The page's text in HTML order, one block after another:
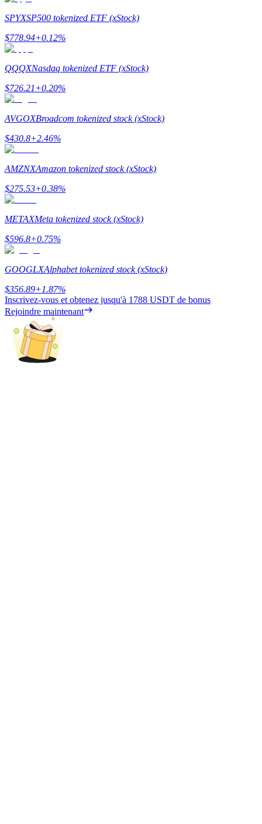
BTC Welcome Rewards
Trade Gold & Silver · 33,333 USDT Bonus
USDT New User Exclusive 10% APR
USDT Flexible Staking | Daily Rewards
SPYXSP500 tokenized ETF (xStock)
$778.94+0.12%
QQQXNasdaq tokenized ETF (xStock)
$726.21+0.20%
AVGOXBroadcom tokenized stock (xStock)
$430.8+2.46%
AMZNXAmazon tokenized stock (xStock)
$275.53+0.38%
METAXMeta tokenized stock (xStock)
$596.8+0.75%
GOOGLXAlphabet tokenized stock (xStock)
$356.89+1.87%
Inscrivez-vous et obtenez jusqu'à 1788 USDT de bonus
Rejoindre maintenant